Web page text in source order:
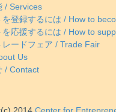
/ Services
を登録するには / How to
を応援するには / How to
レードフェア / Trade Fair
Us
/ Contact